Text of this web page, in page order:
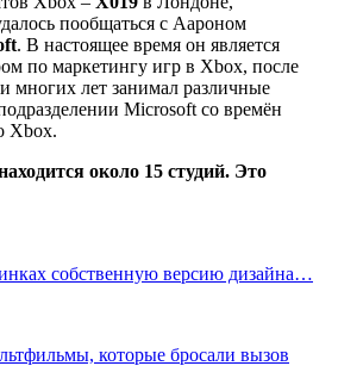
пообщаться с Аароном
. В настоящее время он является
по маркетингу игр в Xbox, после
многих лет занимал различные
Microsoft со времён
Xbox.
около 15 студий. Это
собственную версию дизайна…
которые бросали вызов